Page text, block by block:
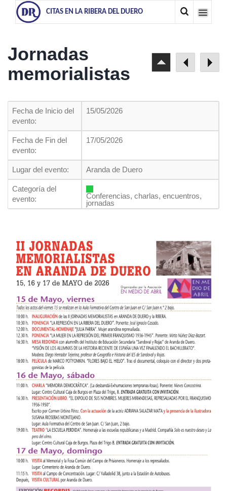
CITAS EN LA RIBERA DEL DUERO
Jornadas
memorialistas
Fecha de Inicio del
evento:
15/05/2026
Fecha de Fin del
evento:
17/05/2026
Lugar del evento: Aranda de Duero
Categoría del
evento:
Conferencias, charlas, encuentros,
jornadas